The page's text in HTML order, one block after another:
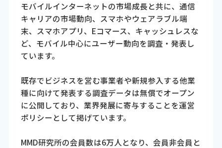
モバイルインターネットの市場成長と共に、通信
キャリアの市場動向、スマホやウェアラブル端
末、スマホアプリ、Eコマース、キャッシュレスな
ど、モバイル中心にユーザー動向を調査・発表し
ています。
既存でビジネスを営む事業者や新規参入する他業
種に向けて発表する調査データは無償でオープン
に公開しており、業界発展に寄与することを運営
ポリシーとして掲げています。
MMD研究所の会員数は6万人となり、会員非会員と